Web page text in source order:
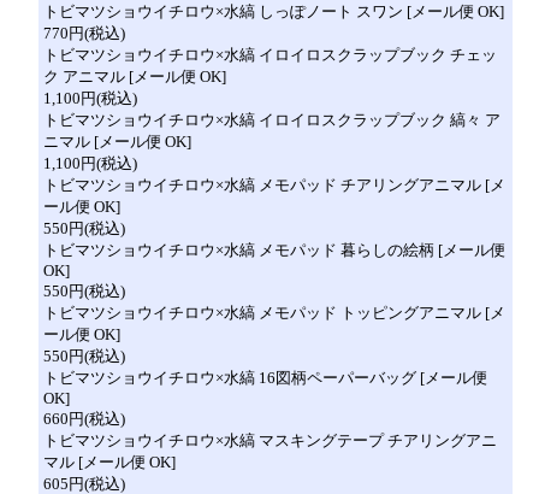
トビマツショウイチロウ×水縞 しっぽノート スワン [メール便 OK]
770円(税込)
トビマツショウイチロウ×水縞 イロイロスクラップブック チェッ
ク アニマル [メール便 OK]
1,100円(税込)
トビマツショウイチロウ×水縞 イロイロスクラップブック 縞々 ア
ニマル [メール便 OK]
1,100円(税込)
トビマツショウイチロウ×水縞 メモパッド チアリングアニマル [メ
ール便 OK]
550円(税込)
トビマツショウイチロウ×水縞 メモパッド 暮らしの絵柄 [メール便
OK]
550円(税込)
トビマツショウイチロウ×水縞 メモパッド トッピングアニマル [メ
ール便 OK]
550円(税込)
トビマツショウイチロウ×水縞 16図柄ペーパーバッグ [メール便
OK]
660円(税込)
トビマツショウイチロウ×水縞 マスキングテープ チアリングアニ
マル [メール便 OK]
605円(税込)